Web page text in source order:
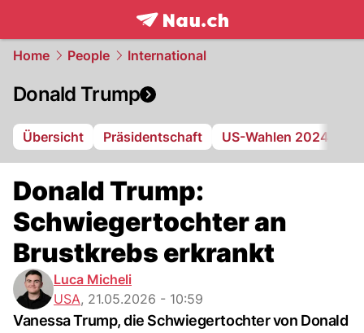
frontpage.NAU.ch
Home People International
Donald Trump
Übersicht Präsidentschaft US-Wahlen 2024
Donald Trump:
Schwiegertochter an
Brustkrebs erkrankt
Luca Micheli
USA, 21.05.2026 - 10:59
Vanessa Trump, die Schwiegertochter von Donald